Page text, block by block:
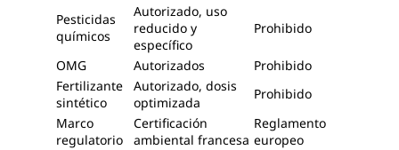
Pesticidas
químicos
Autorizado, uso
reducido y
específico
Prohibido
OMG Autorizados
Prohibido
Fertilizante
sintético
Autorizado, dosis
optimizada
Prohibido
Marco
regulatorio
Certificación
ambiental francesa
Reglamento
europeo